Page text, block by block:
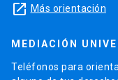
launch Más orientación
MEDIACIÓN
Teléfonos para